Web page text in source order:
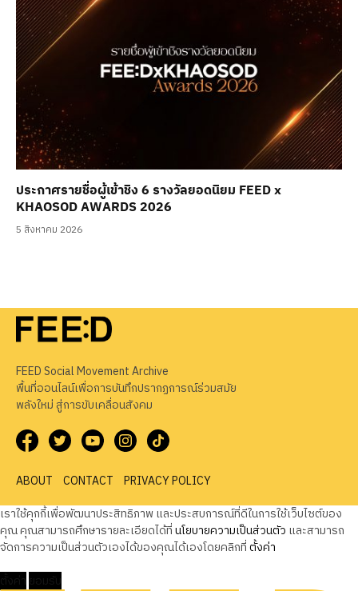
ประกาศรายชื่อผู้เข้าชิง 6 รางวัลยอดนิยม FEED x
KHAOSOD AWARDS 2026
5 สิงหาคม 2026
FEED Social Movement Archive
พื้นที่ออนไลน์เพื่อการบันทึกปรากฏการณ์ร่วมสมัย
พลังใหม่ สู่การขับเคลื่อนสังคม
ABOUT CONTACT
PRIVACY POLICY
เราใช้คุกกี้เพื่อพัฒนาประสิทธิภาพ และประสบการณ์ที่ดีในการใช้เว็บไซต์ของ
คุณ คุณสามารถศึกษารายละเอียดได้ที่นโยบายความเป็นส่วนตัว และสามารถ
จัดการความเป็นส่วนตัวเองได้ของคุณได้เองโดยคลิกที่ตั้งค่า